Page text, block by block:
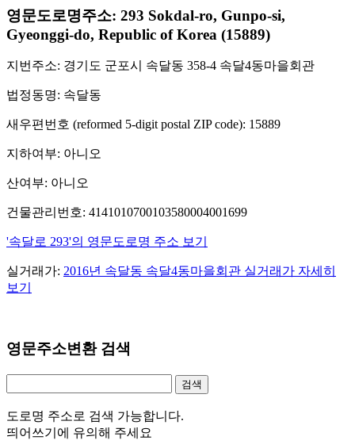
영문도로명주소: 293 Sokdal-ro, Gunpo-si,
Gyeonggi-do, Republic of Korea (15889)
지번주소: 경기도 군포시 속달동 358-4 속달4동마을회관
법정동명: 속달동
새우편번호 (reformed 5-digit postal ZIP code): 15889
지하여부: 아니오
산여부: 아니오
건물관리번호: 4141010700103580004001699
'속달로 293'의 영문도로명 주소 보기
실거래가: 2016년 속달동 속달4동마을회관 실거래가 자세히
보기
영문주소변환 검색
도로명 주소로 검색 가능합니다.
띄어쓰기에 유의해 주세요